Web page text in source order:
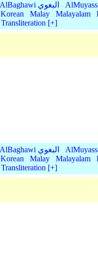
AlBaghawi البغوي
Korean Malay Malayalam
Transliteration [+]
AlBaghawi البغوي
Korean Malay Malayalam
Transliteration [+]